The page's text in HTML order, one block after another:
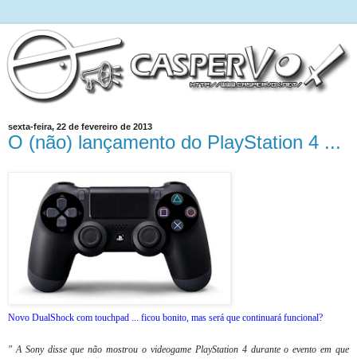
sexta-feira, 22 de fevereiro de 2013
O (não) lançamento do PlayStation 4 ...
Novo DualShock com touchpad ... ficou bonito, mas será que continuará funcional?
" A Sony disse que não mostrou o videogame PlayStation 4 durante o evento em que